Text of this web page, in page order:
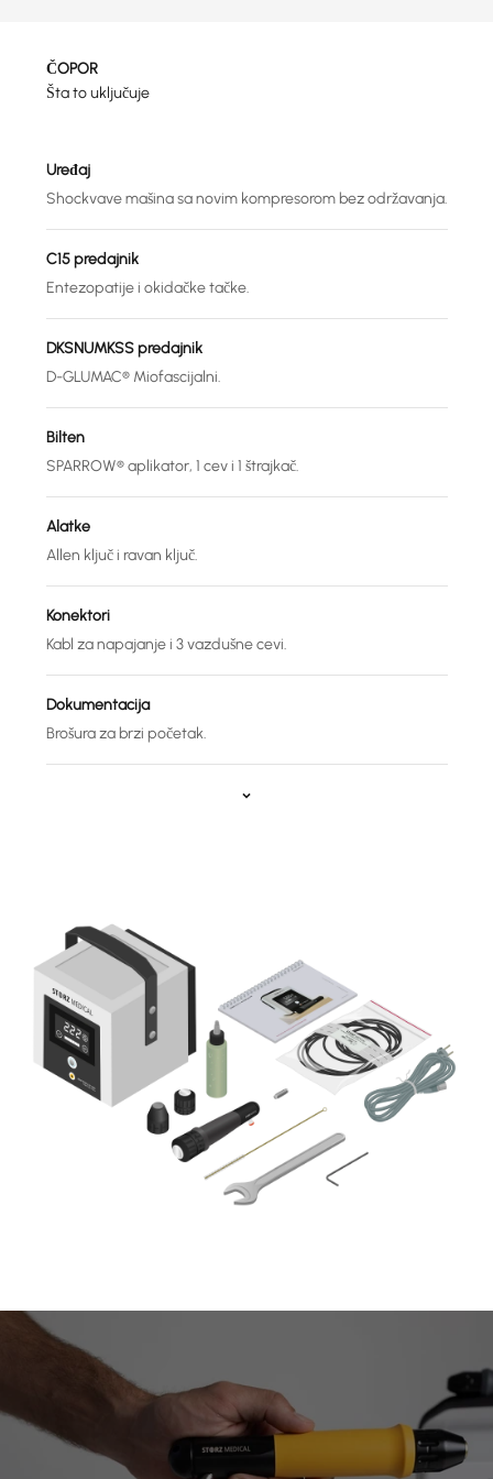
ČOPOR
Šta to uključuje
Uređaj
Shockvave mašina sa novim kompresorom bez održavanja.
C15 predajnik
Entezopatije i okidačke tačke.
DKSNUMKSS predajnik
D-GLUMAC® Miofascijalni.
Bilten
SPARROW® aplikator, 1 cev i 1 štrajkač.
Alatke
Allen ključ i ravan ključ.
Konektori
Kabl za napajanje i 3 vazdušne cevi.
Dokumentacija
Brošura za brzi početak.